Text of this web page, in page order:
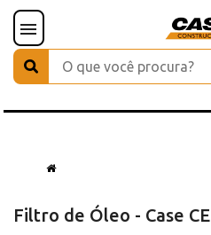
Filtro de Óleo - Case CE